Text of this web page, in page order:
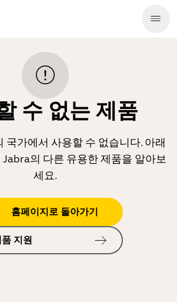
수 없는 제품
국가에서 사용할 수 없습니다. 아래
의 다른 유용한 제품을 알아보
세요.
홈페이지로 돌아가기
지원